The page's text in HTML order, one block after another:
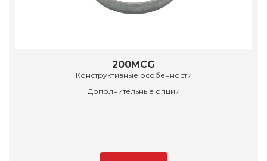
200MCG
Конструктивные особенности
Дополнительные опции